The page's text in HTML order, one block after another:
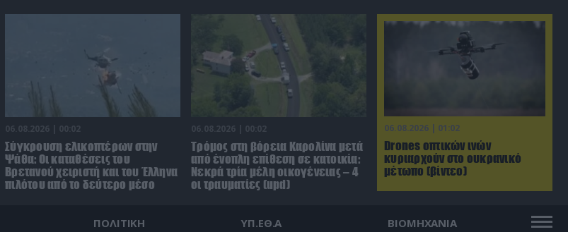
06.08.2026 | 01:02
Drones οπτικών ινών
κυριαρχούν στο ουκρανικό
μέτωπο (βίντεο)
06.08.2026 | 00:02
Σύγκρουση ελικοπτέρων στην
Ψάθα: Οι καταθέσεις του
Βρετανού χειριστή και του Έλληνα
πιλότου από το δεύτερο μέσο
06.08.2026 | 00:02
Τρόμος στη βόρεια Καρολίνα μετά
από ένοπλη επίθεση σε κατοικία:
Νεκρά τρία μέλη οικογένειας – 4
οι τραυματίες (upd)
ΠΟΛΙΤΙΚΗ ΥΠ.ΕΘ.Α ΒΙΟΜΗΧΑΝΙΑ